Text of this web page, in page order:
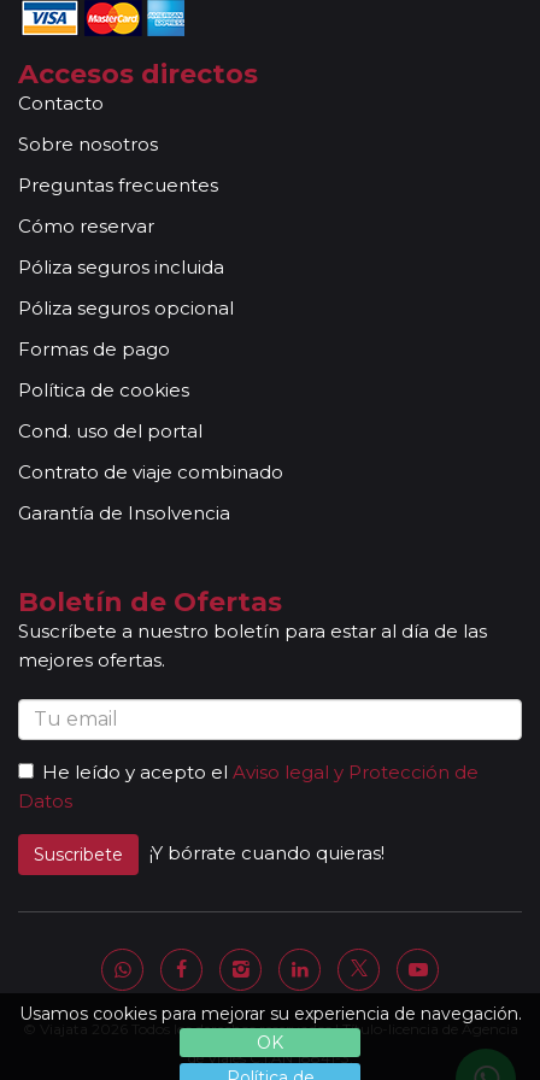
Usamos cookies para mejorar su experiencia de navegación.
OK
Accesos directos
Contacto
Sobre nosotros
Preguntas frecuentes
Cómo reservar
Póliza seguros incluida
Póliza seguros opcional
Formas de pago
Política de cookies
Cond. uso del portal
Contrato de viaje combinado
Garantía de Insolvencia
Boletín de Ofertas
Suscríbete a nuestro boletín para estar al día de las
mejores ofertas.
He leído y acepto el Aviso legal y Protección de
Datos
Suscribete ¡Y bórrate cuando quieras!
© Viajata 2026 Todos los derechos reservados | Título-licencia de Agencia
de Viajes C.I.AN 18841-3.